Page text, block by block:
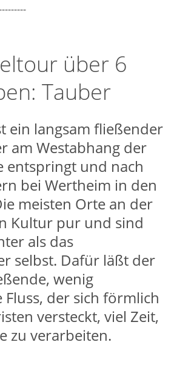
über 6
Tauber
ein langsam fließender
am Westabhang der
entspringt und nach
bei Wertheim in den
meisten Orte an der
Kultur pur und sind
als das
selbst. Dafür läßt der
wenig
der sich förmlich
versteckt, viel Zeit,
zu verarbeiten.